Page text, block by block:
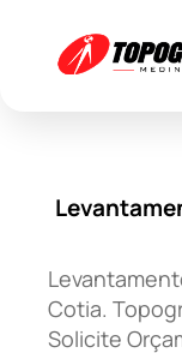
Cotia.
Solicite